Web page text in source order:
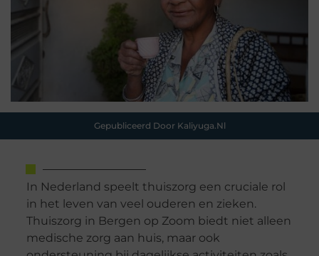
Gepubliceerd Door Kaliyuga.nl
In Nederland speelt thuiszorg een cruciale rol
in het leven van veel ouderen en zieken.
Thuiszorg in Bergen op Zoom biedt niet alleen
medische zorg aan huis, maar ook